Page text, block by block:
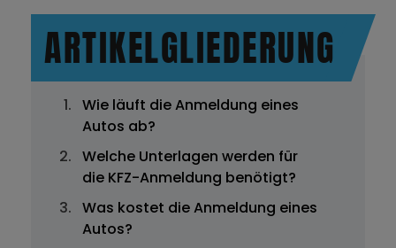
ARTIKELGLIEDERUNG
Wie läuft die Anmeldung eines
Autos ab?
Welche Unterlagen werden für
die KFZ-Anmeldung benötigt?
Was kostet die Anmeldung eines
Autos?